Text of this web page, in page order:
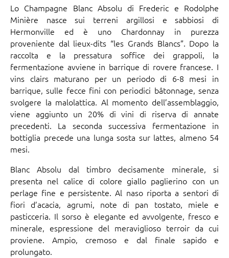
Lo Champagne Blanc Absolu di Frederic e Rodolphe
Minière nasce sui terreni argillosi e sabbiosi di
Hermonville ed è uno Chardonnay in purezza
proveniente dal lieux-dits “les Grands Blancs”. Dopo la
raccolta e la pressatura soffice dei grappoli, la
fermentazione avviene in barrique di rovere francese. I
vins clairs maturano per un periodo di 6-8 mesi in
barrique, sulle fecce fini con periodici bâtonnage, senza
svolgere la malolattica. Al momento dell’assemblaggio,
viene aggiunto un 20% di vini di riserva di annate
precedenti. La seconda successiva fermentazione in
bottiglia precede una lunga sosta sur lattes, almeno 54
mesi.
Blanc Absolu dal timbro decisamente minerale, si
presenta nel calice di colore giallo paglierino con un
perlage fine e persistente. Al naso riporta a sentori di
fiori d’acacia, agrumi, note di pan tostato, miele e
pasticceria. Il sorso è elegante ed avvolgente, fresco e
minerale, espressione del meraviglioso terroir da cui
proviene. Ampio, cremoso e dal finale sapido e
prolungato.